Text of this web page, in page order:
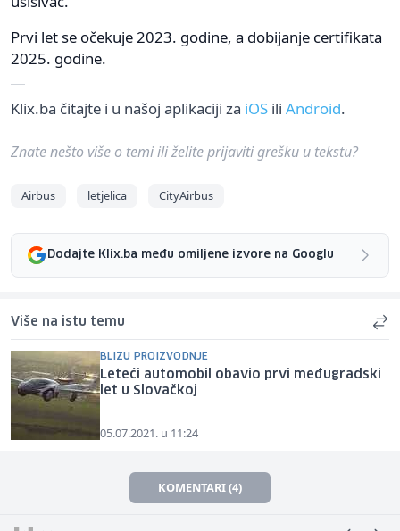
Prvi let se očekuje 2023. godine, a dobijanje certifikata
2025. godine.
Klix.ba čitajte i u našoj aplikaciji za iOS ili Android.
Znate nešto više o temi ili želite prijaviti grešku u tekstu?
Airbus letjelica CityAirbus
Dodajte Klix.ba među omiljene izvore na Googlu
Više na istu temu
BLIZU PROIZVODNJE
Leteći automobil obavio prvi međugradski
let u Slovačkoj
05.07.2021. u 11:24
KOMENTARI (4)